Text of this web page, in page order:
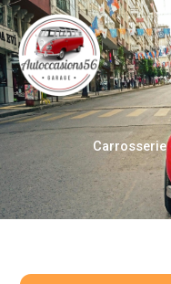
Aller
au
contenu
Carrosserie